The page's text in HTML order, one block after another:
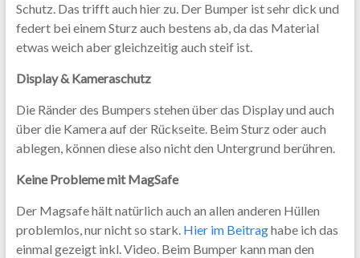
Schutz. Das trifft auch hier zu. Der Bumper ist sehr dick und
federt bei einem Sturz auch bestens ab, da das Material
etwas weich aber gleichzeitig auch steif ist.
Display & Kameraschutz
Die Ränder des Bumpers stehen über das Display und auch
über die Kamera auf der Rückseite. Beim Sturz oder auch
ablegen, können diese also nicht den Untergrund berühren.
Keine Probleme mit MagSafe
Der Magsafe hält natürlich auch an allen anderen Hüllen
problemlos, nur nicht so stark. Hier im Beitraghabe ich das
einmal gezeigt inkl. Video. Beim Bumper kann man den